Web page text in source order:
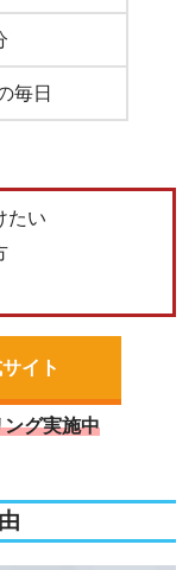
毎日
たい
イト
グ実施中